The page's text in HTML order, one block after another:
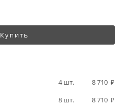
Купить
4шт.
8 710
8 шт.
8 710